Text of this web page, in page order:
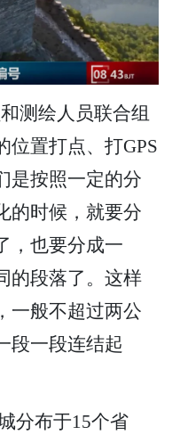
测绘人员联合组
位置打点、打GPS
是按照一定的分
的时候，就要分
，也要分成一
的段落了。这样
一般不超过两公
段一段连结起
分布于15个省